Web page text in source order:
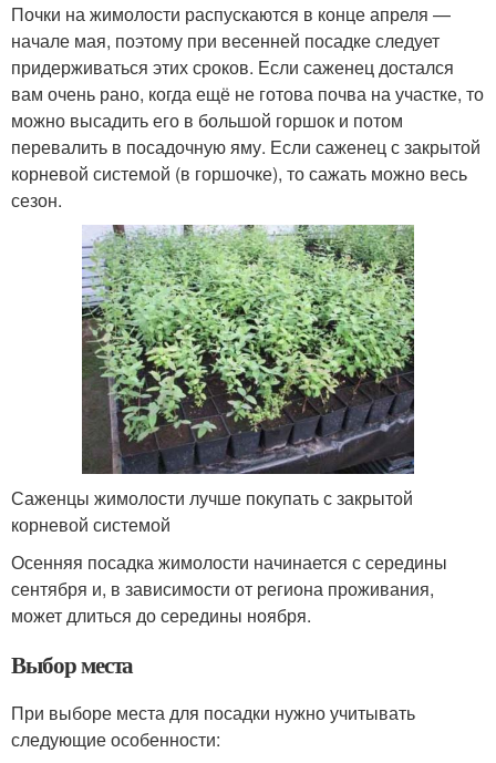
Почки на жимолости распускаются в конце апреля —
начале мая, поэтому при весенней посадке следует
придерживаться этих сроков. Если саженец достался
вам очень рано, когда ещё не готова почва на участке, то
можно высадить его в большой горшок и потом
перевалить в посадочную яму. Если саженец с закрытой
корневой системой (в горшочке), то сажать можно весь
сезон.
Саженцы жимолости лучше покупать с закрытой
корневой системой
Осенняя посадка жимолости начинается с середины
сентября и, в зависимости от региона проживания,
может длиться до середины ноября.
Выбор места
При выборе места для посадки нужно учитывать
следующие особенности: